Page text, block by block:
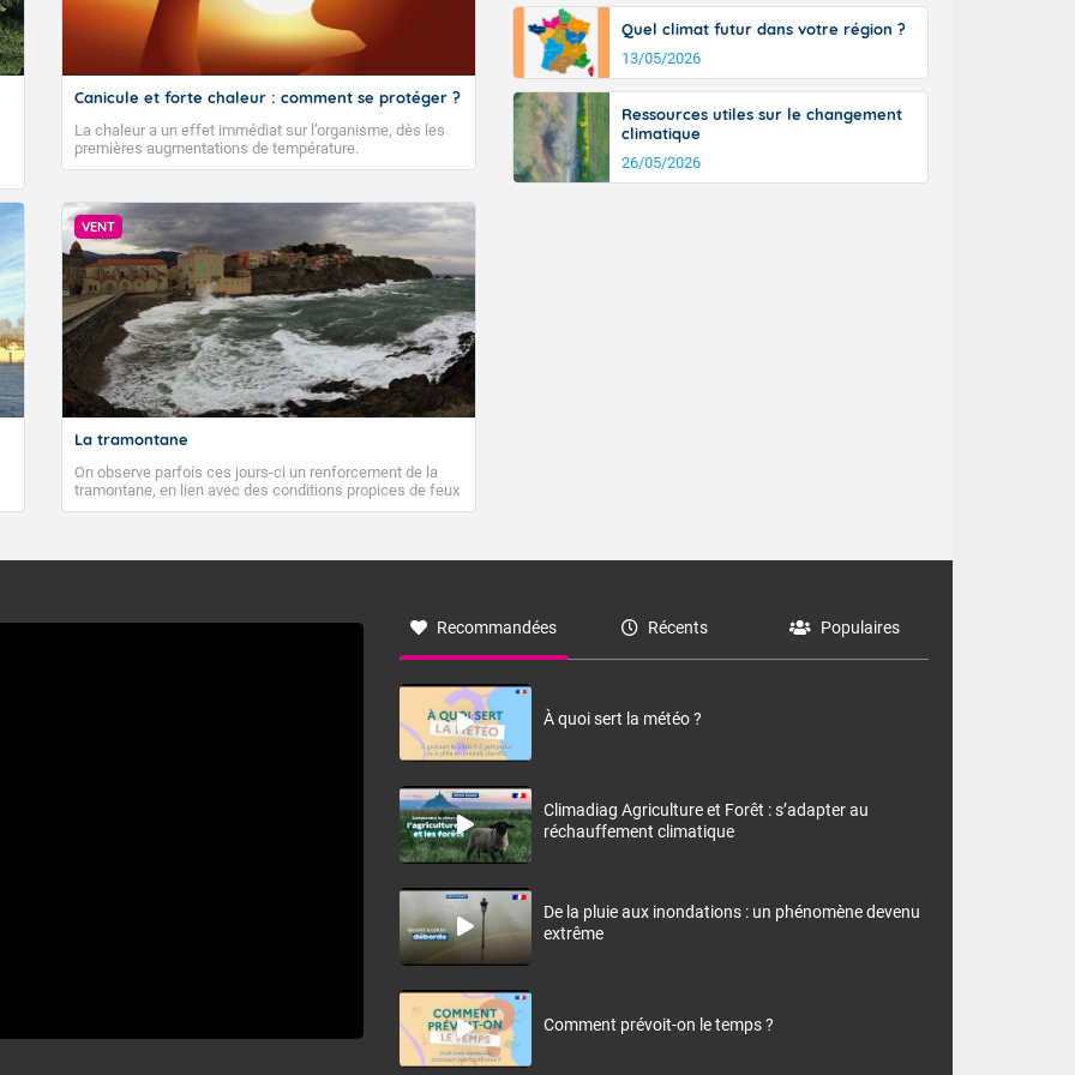
Canicule et forte chaleur : comment se protéger ?
La chaleur a un effet immédiat sur l’organisme, dès les
premières augmentations de température.
VENT
La tramontane
On observe parfois ces jours-ci un renforcement de la
tramontane, en lien avec des conditions propices de feux
de forêt. Mais qu'est-ce que la tramontane ? Quelles sont
à nord-ouest, dans un secteur qui part du Roussillon à la
monts, en allusion aux régions montagneuses d’où
Quel climat futur dans votre région ?
13/05/2026
Ressources utiles sur le changement
climatique
26/05/2026
Recommandées Récents Populaires
À quoi sert la météo ?
Climadiag Agriculture et Forêt : s’adapter au
réchauffement climatique
De la pluie aux inondations : un phénomène devenu
extrême
Comment prévoit-on le temps ?